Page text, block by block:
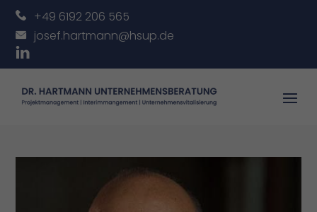
+49 6192 206 565
josef.hartmann@hsup.de